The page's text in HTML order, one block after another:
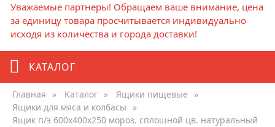
Уважаемые партнеры! Обращаем ваше внимание, цена
за единицу товара просчитывается индивидуально
исходя из количества и города доставки!
КАТАЛОГ
Главная » Каталог » Ящики пищевые
»
Ящики для мяса и колбасы
»
Ящик п/э 600х400х250 мороз. сплошной цв. натуральный